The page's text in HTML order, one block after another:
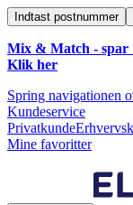
Indtast postnummer
Mix & Match - spar
Klik her
Spring navigationen
Kundeservice
Privatkunde
Mine favoritter